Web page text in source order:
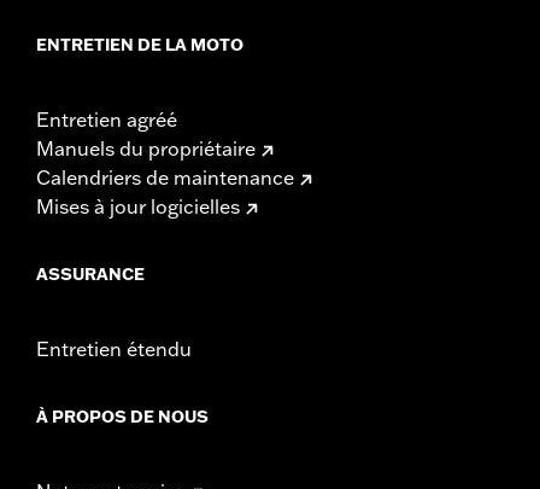
ENTRETIEN DE LA MOTO
Entretien agréé
Manuels du propriétaire
Calendriers de maintenance
Mises à jour logicielles
ASSURANCE
Entretien étendu
À PROPOS DE NOUS